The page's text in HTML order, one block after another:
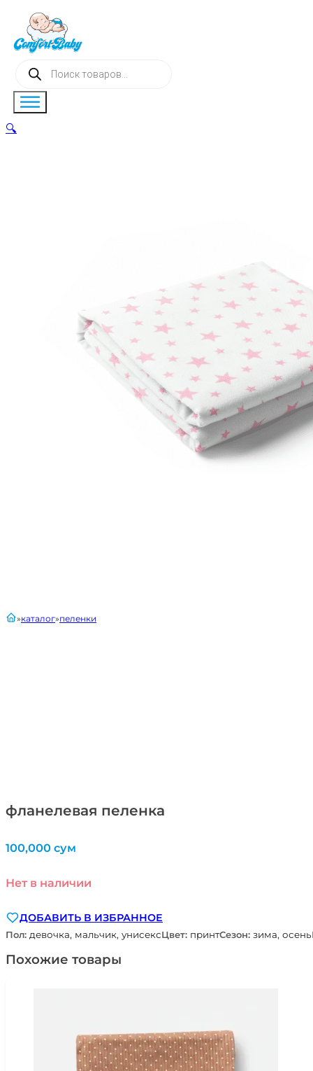
Поиск
товаров
фланелевая пеленка
главнаякаталог пеленки
100,000 сум
Нет в наличии
ДОБАВИТЬ В ИЗБРАННОЕ
Пол: девочка, мальчик, унисексЦвет: принтСезон: зима, осень
🔍
Похожие товары